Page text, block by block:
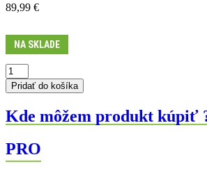
89,99 €
NA SKLADE
množstvo
Sedlo
STEALTH
142
Pridať do košíka
Kde môžem produkt kúpiť
PRO